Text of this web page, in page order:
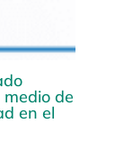
de
en el